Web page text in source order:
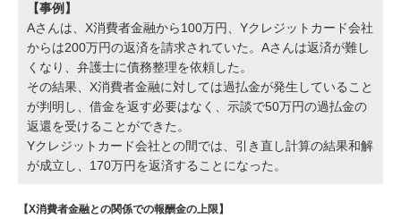
【事例】
Aさんは、X消費者金融から100万円、Yクレジットカード会社
からは200万円の返済を請求されていた。Aさんは返済が難し
くなり、弁護士に債務整理を依頼した。
その結果、X消費者金融に対しては過払金が発生していること
が判明し、借金を返す必要はなく、示談で50万円の過払金の
返還を受けることができた。
Yクレジットカード会社との間では、引き直し計算の結果和解
が成立し、170万円を返済することになった。
【X消費者金融との関係での報酬金の上限】